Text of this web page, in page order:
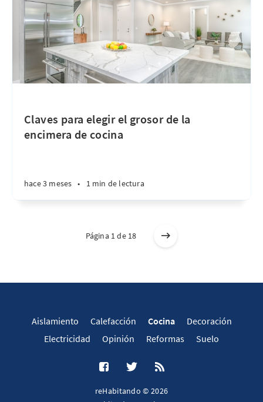
Claves para elegir el grosor de la
encimera de cocina
hace 3 meses • 1 min de lectura
Página 1 de 18
Aislamiento Calefacción Cocina
Decoración
Electricidad
Opinión Reformas Suelo
reHabitando © 2026